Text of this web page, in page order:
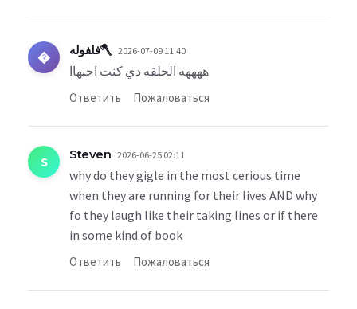
� فلفوله🪓 2026-07-09 11:40
ههههه الحلقه دي كنت احبهاا
Ответить Пожаловаться
S Steven 2026-06-25 02:11
why do they gigle in the most cerious time
when they are running for their lives AND why
fo they laugh like their taking lines or if there
in some kind of book
Ответить Пожаловаться